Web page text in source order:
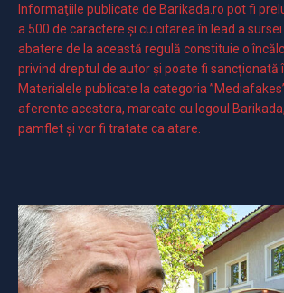
Informaţiile publicate de Barikada.ro pot fi
a 500 de caractere şi cu citarea în lead a sursei
abatere de la această regulă constituie o
privind dreptul de autor și poate fi sancționată
Materialele publicate la categoria
aferente acestora, marcate cu logoul
pamflet și vor fi tratate ca atare.